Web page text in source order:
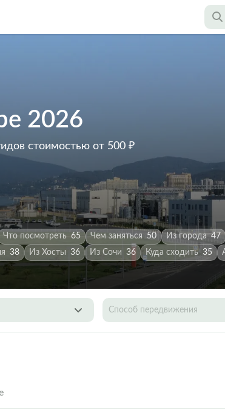
2026
стоимостью от 500 ₽
Что посмотреть 65 Чем заняться 50 Из города 47
38 Из Хосты 36 Из Сочи 36 Куда сходить 35
Способ передвижения